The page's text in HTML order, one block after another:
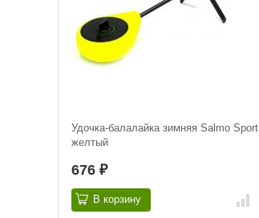
Удочка-балалайка зимняя Salmo Sport
желтый
676 ₽
В корзину